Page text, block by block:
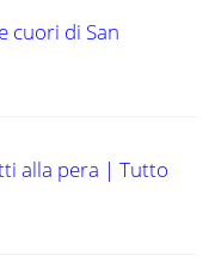
cuori di San
alla pera | Tutto